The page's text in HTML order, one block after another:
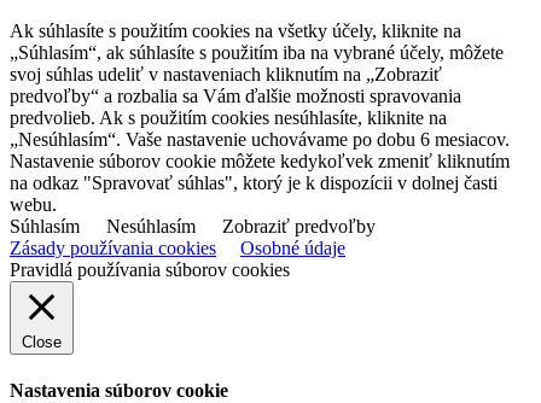
Ak súhlasíte s použitím cookies na všetky účely, kliknite na
„Súhlasím“, ak súhlasíte s použitím iba na vybrané účely, môžete
svoj súhlas udeliť v nastaveniach kliknutím na „Zobraziť
predvoľby“ a rozbalia sa Vám ďalšie možnosti spravovania
predvolieb. Ak s použitím cookies nesúhlasíte, kliknite na
„Nesúhlasím“. Vaše nastavenie uchovávame po dobu 6 mesiacov.
Nastavenie súborov cookie môžete kedykoľvek zmeniť kliknutím
na odkaz "Spravovať súhlas", ktorý je k dispozícii v dolnej časti
webu.
Súhlasím
Nesúhlasím
Zobraziť predvoľby
Zásady používania cookies
Osobné údaje
Pravidlá používania súborov cookies
Close
Nastavenia súborov cookie